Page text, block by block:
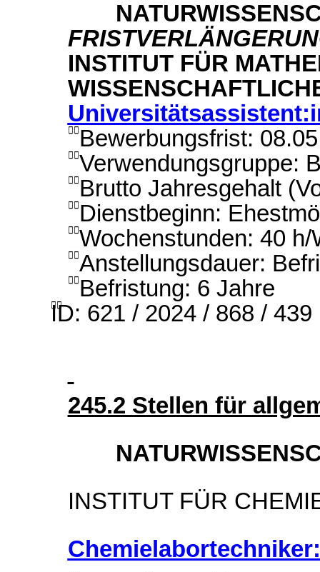
INSTITUT FÜR
 Bewerbungsfrist:
Verwendungsgruppe:
 Brutto Jahresgehalt
 Dienstbeginn:
Wochenstunden: 40 h/
Anstellungsdauer:
 Befristung: 6 Jahre

ID: 621 / 2024 / 868 / 439
245.2 Stellen für
INSTITUT FÜR